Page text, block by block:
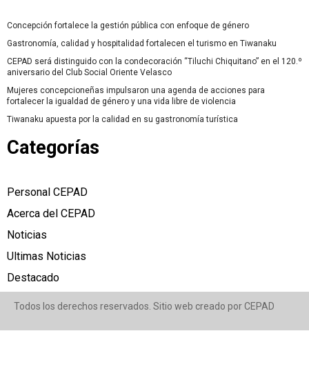
Concepción fortalece la gestión pública con enfoque de género
Gastronomía, calidad y hospitalidad fortalecen el turismo en Tiwanaku
CEPAD será distinguido con la condecoración “Tiluchi Chiquitano” en el 120.º
aniversario del Club Social Oriente Velasco
Mujeres concepcioneñas impulsaron una agenda de acciones para
fortalecer la igualdad de género y una vida libre de violencia
Tiwanaku apuesta por la calidad en su gastronomía turística
Categorías
Personal CEPAD
Acerca del CEPAD
Noticias
Ultimas Noticias
Destacado
Todos los derechos reservados. Sitio web creado por CEPAD